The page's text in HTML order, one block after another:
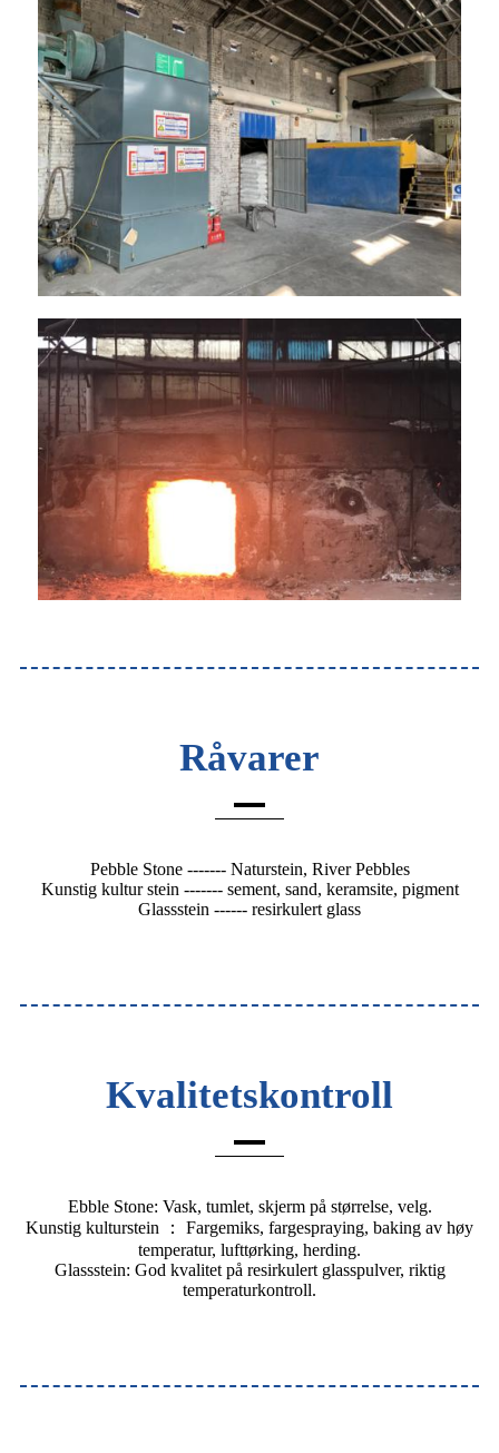
Råvarer
Pebble Stone ------- Naturstein, River Pebbles
Kunstig kultur stein ------- sement, sand, keramsite, pigment
Glassstein ------ resirkulert glass
Kvalitetskontroll
Ebble Stone: Vask, tumlet, skjerm på størrelse, velg.
Kunstig kulturstein ： Fargemiks, fargespraying, baking av høy
temperatur, lufttørking, herding.
Glassstein: God kvalitet på resirkulert glasspulver, riktig
temperaturkontroll.